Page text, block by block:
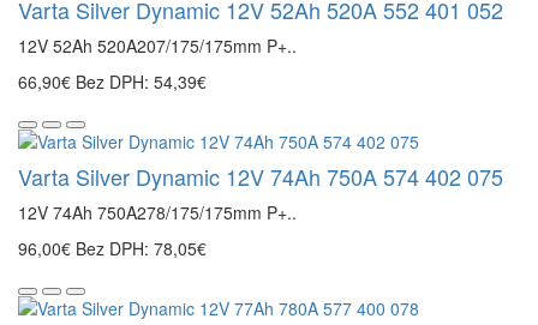
Varta Silver Dynamic 12V 52Ah 520A 552 401 052
12V 52Ah 520A207/175/175mm P+..
66,90€ Bez DPH: 54,39€
Varta Silver Dynamic 12V 74Ah 750A 574 402 075
12V 74Ah 750A278/175/175mm P+..
96,00€ Bez DPH: 78,05€